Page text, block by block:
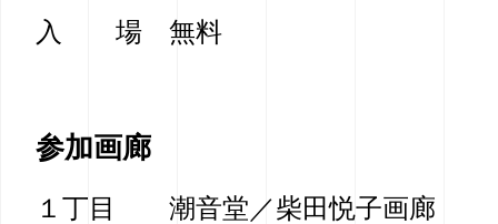
入 場
無料
参加画廊
１丁目
潮音堂／柴田悦子画廊